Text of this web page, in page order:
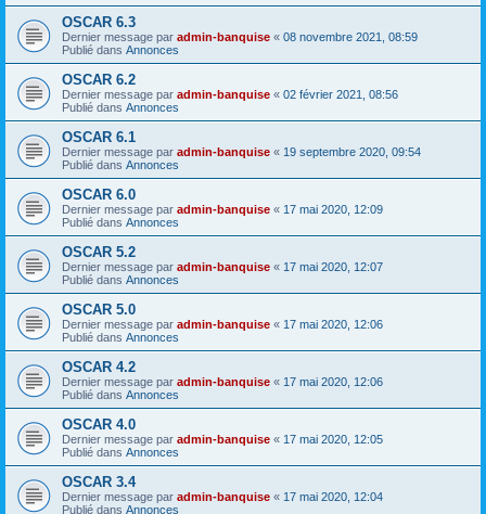
OSCAR 6.3
Dernier message par admin-banquise « 08 novembre 2021, 08:59
Publié dans Annonces
OSCAR 6.2
Dernier message par admin-banquise « 02 février 2021, 08:56
Publié dans Annonces
OSCAR 6.1
Dernier message par admin-banquise « 19 septembre 2020, 09:54
Publié dans Annonces
OSCAR 6.0
Dernier message par admin-banquise « 17 mai 2020, 12:09
Publié dans Annonces
OSCAR 5.2
Dernier message par admin-banquise « 17 mai 2020, 12:07
Publié dans Annonces
OSCAR 5.0
Dernier message par admin-banquise « 17 mai 2020, 12:06
Publié dans Annonces
OSCAR 4.2
Dernier message par admin-banquise « 17 mai 2020, 12:06
Publié dans Annonces
OSCAR 4.0
Dernier message par admin-banquise « 17 mai 2020, 12:05
Publié dans Annonces
OSCAR 3.4
Dernier message par admin-banquise « 17 mai 2020, 12:04
Publié dans Annonces